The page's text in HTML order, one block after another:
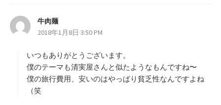
牛肉麺
り
2018年1月8日 3:50 PM
いつもありがとうございます。
僕のテーマも清実屋さんと似たようなもんですね〜
僕の旅行費用、安いのはやっぱり貧乏性なんですよね
（笑